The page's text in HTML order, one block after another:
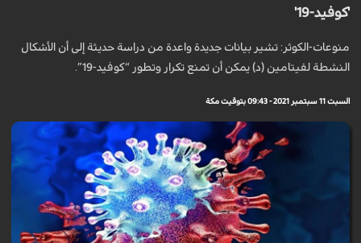
'كوفيد-19'
منوعات-الكوثر: تشير بيانات جديدة واعدة من دراسة حديثة إلى أن الأشكال
النشطة لفيتامين (د) يمكن أن تمنع تكرار وتطور “كوفيد-19”.
السبت 11 سبتمبر 2021 - 09:43 بتوقيت مكة